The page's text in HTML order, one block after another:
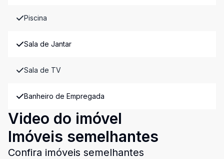
Piscina
Sala de Jantar
Sala de TV
Banheiro de Empregada
Video do imóvel
Imóveis semelhantes
Confira imóveis semelhantes